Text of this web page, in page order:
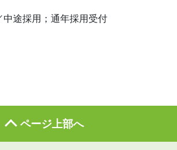
途採用；通年採用受付
ページ上部へ